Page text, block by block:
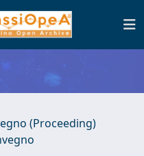
(Proceeding)